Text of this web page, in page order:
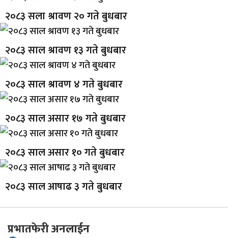
२०८३ सला श्रावण २० गते बुधबार
२०८३ साल श्रावण १३ गते बुधबार
२०८३ साल श्रावण ४ गते बुधबार
२०८३ साल असार १७ गते बुधबार
२०८३ साल असार १० गते बुधबार
२०८३ साल आषाढ ३ गते बुधबार
प्रभातफेरी अनलाईन